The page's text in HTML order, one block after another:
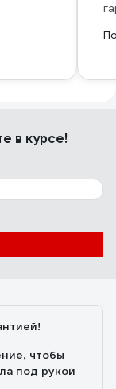
в курсе!
чтобы
под рукой